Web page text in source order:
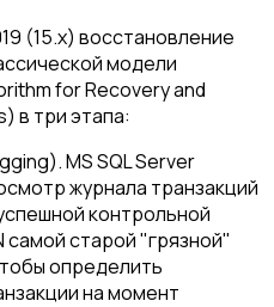
(15.x) восстановление
модели
for Recovery and
в три этапа:
MS SQL Server
журнала транзакций
контрольной
самой старой "грязной"
определить
на момент